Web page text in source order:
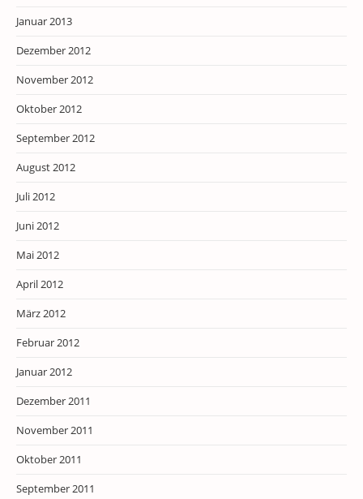
Januar 2013
Dezember 2012
November 2012
Oktober 2012
September 2012
August 2012
Juli 2012
Juni 2012
Mai 2012
April 2012
März 2012
Februar 2012
Januar 2012
Dezember 2011
November 2011
Oktober 2011
September 2011